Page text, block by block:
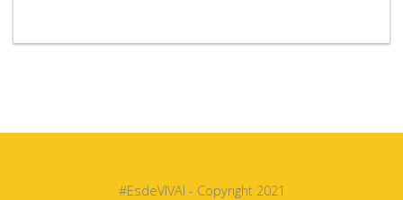
#EsdeVIVAI - Copyright 2021